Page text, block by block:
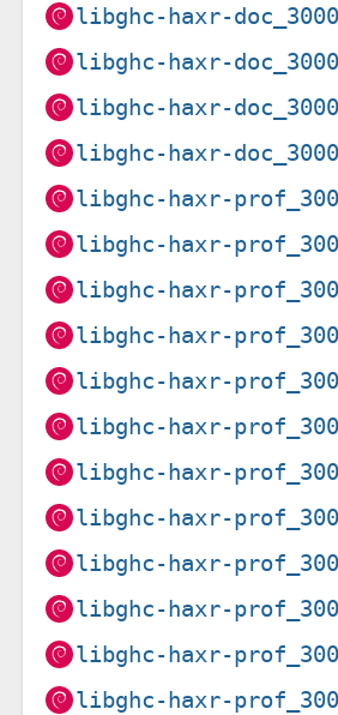
libghc-haxr-
libghc-haxr-
libghc-haxr-
libghc-haxr-
libghc-haxr-
libghc-haxr-
libghc-haxr-
libghc-haxr-
libghc-haxr-
libghc-haxr-
libghc-haxr-
libghc-haxr-
libghc-haxr-
libghc-haxr-
libghc-haxr-
libghc-haxr-